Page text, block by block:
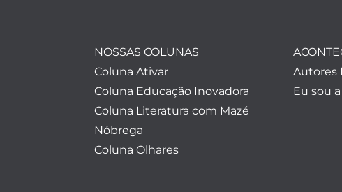
NOSSAS COLUNAS
Coluna Ativar
Coluna Educação Inovadora
Coluna Literatura com Mazé
Nóbrega
Coluna Olhares
Autores
Eu sou